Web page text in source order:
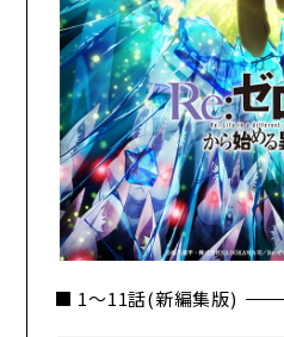
■ 1～11話(新編集版)